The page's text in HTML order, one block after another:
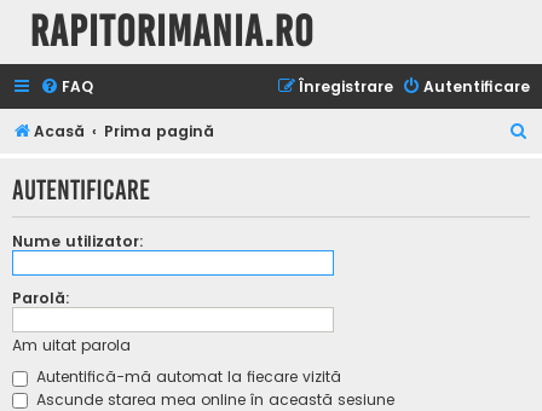
Rapitorimania.ro
FAQ Autentificare
Înregistrare
Acasă Prima pagină
t
Autentificare
Nume utilizator:
Parolă:
Am uitat parola
Autentifică-mă automat la fiecare vizită
Ascunde starea mea online în această sesiune